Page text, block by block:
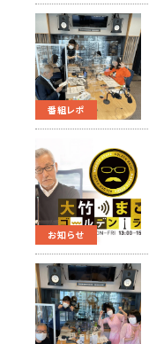
番組レポ
お知らせ